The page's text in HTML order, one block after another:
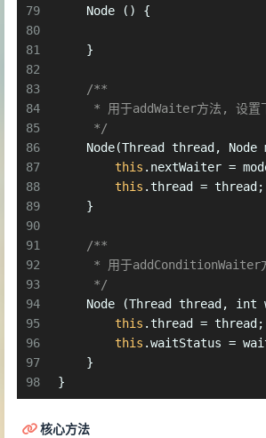
79
80
81
82
83
84
85
86
87
88
89
90
91
92
93
94
95
96
97
98
    Node () {
    }
/**
* 用于addWaiter方法, 设置
     */
Node(Thread thread, Node
this .nextWaiter =
this .thread = thread;
    }
/**
* 用于addConditionWaiter
     */
    Node (Thread thread,
int
this .thread = thread;
this .waitStatus =
    }
}
核心方法